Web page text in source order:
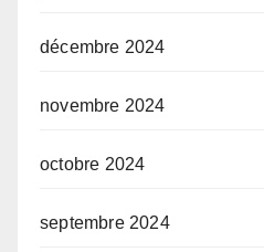
décembre 2024
novembre 2024
octobre 2024
septembre 2024